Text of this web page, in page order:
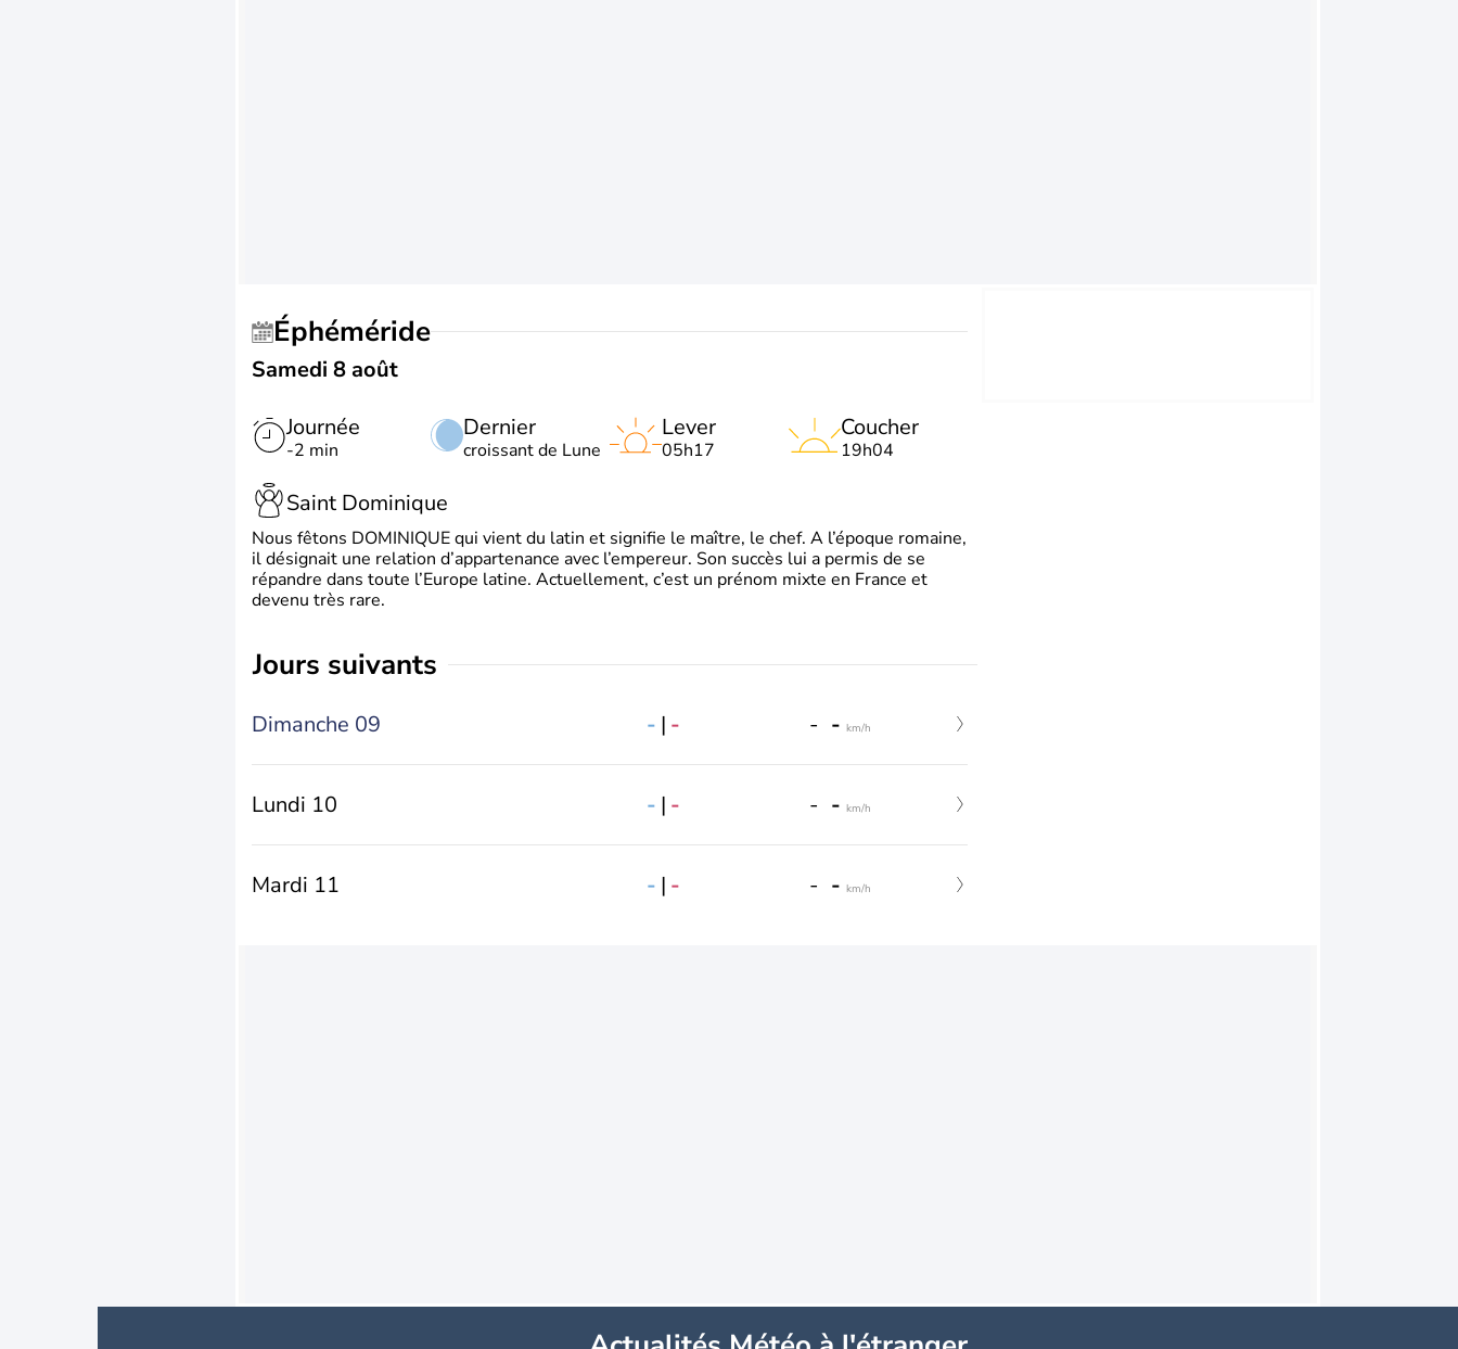
Éphéméride
Samedi 8 août
Journée
-2 min
Dernier
croissant de Lune
Lever
05h17
Coucher
19h04
Saint Dominique
Nous fêtons DOMINIQUE qui vient du latin et signifie le maître, le chef. A l’époque romaine,
il désignait une relation d’appartenance avec l’empereur. Son succès lui a permis de se
répandre dans toute l’Europe latine. Actuellement, c’est un prénom mixte en France et
devenu très rare.
jours suivants
Dimanche 09 - | - - - km/h
Lundi 10 - | - - - km/h
Mardi 11 - | - - - km/h